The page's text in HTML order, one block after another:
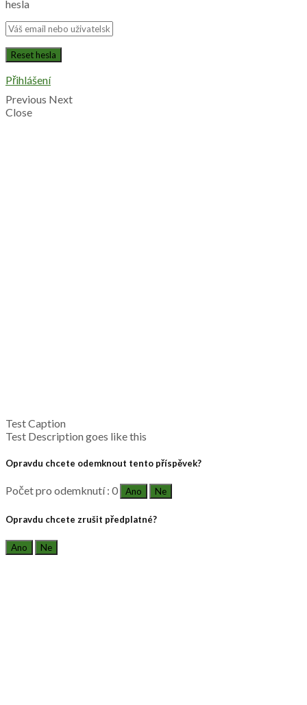
hesla
Přihlášení
Previous Next
Close
Test Caption
Test Description goes like this
Opravdu chcete odemknout tento příspěvek?
Počet pro odemknutí : 0 Ano Ne
Opravdu chcete zrušit předplatné?
Ano Ne